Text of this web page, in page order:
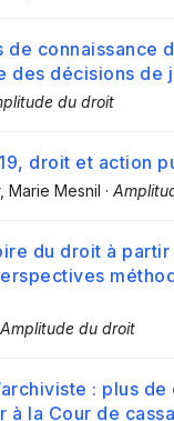
de connaissance
des décisions de
du droit
droit et action
, Marie Mesnil ·
du droit à
Amplitude du droit
: plus de
à la Cour de